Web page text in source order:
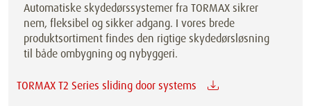
Automatiske skydedørssystemer fra TORMAX sikrer
nem, fleksibel og sikker adgang. I vores brede
produktsortiment findes den rigtige skydedørsløsning
til både ombygning og nybyggeri.
TORMAX T2 Series sliding door systems